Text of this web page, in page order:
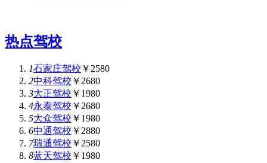
热点驾校
1石家庄驾校 ￥2580
2中科驾校 ￥2680
3大正驾校 ￥1980
4永泰驾校 ￥2680
5大众驾校 ￥1980
6中通驾校 ￥2880
7瑞通驾校 ￥2580
8蓝天驾校 ￥1980